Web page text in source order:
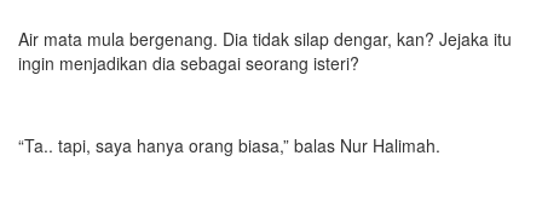
Air mata mula bergenang. Dia tidak silap dengar, kan? Jejaka itu
ingin menjadikan dia sebagai seorang isteri?
“Ta.. tapi, saya hanya orang biasa,” balas Nur Halimah.